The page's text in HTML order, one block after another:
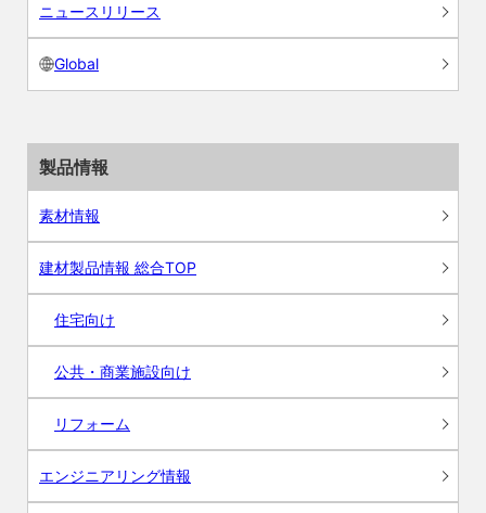
ニュースリリース
Global
製品情報
素材情報
建材製品情報 総合TOP
住宅向け
公共・商業施設向け
リフォーム
エンジニアリング情報